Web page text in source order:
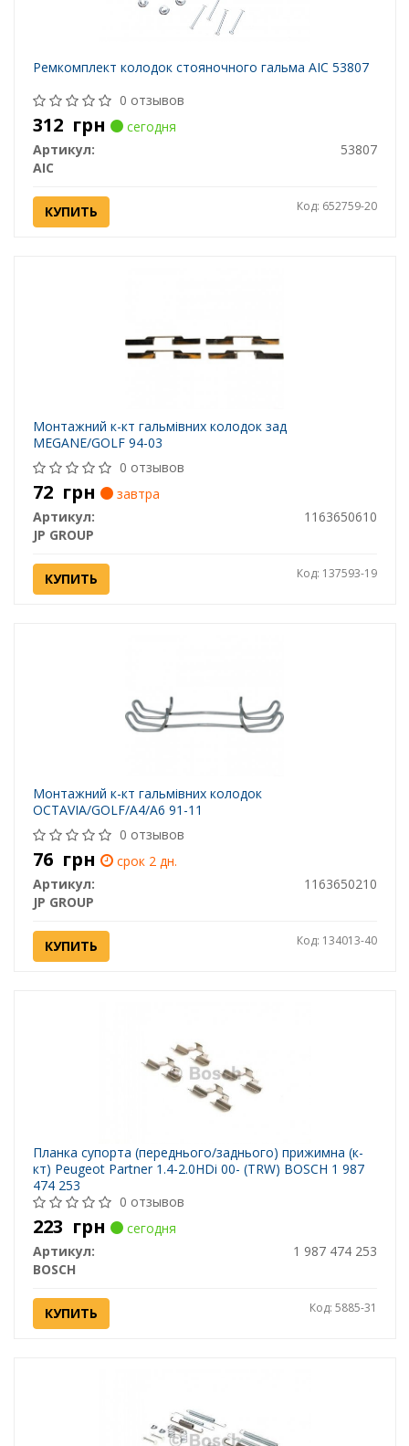
Ремкомплект колодок стояночного гальма AIC 53807
0 отзывов
312 грн
сегодня
Артикул:
53807
AIC
КУПИТЬ Код: 652759-20
Монтажний к-кт гальмівних колодок зад
MEGANE/GOLF 94-03
0 отзывов
72 грн
завтра
Артикул:
1163650610
JP GROUP
КУПИТЬ Код: 137593-19
Монтажний к-кт гальмівних колодок
OCTAVIA/GOLF/A4/A6 91-11
0 отзывов
76 грн
срок 2 дн.
Артикул:
1163650210
JP GROUP
КУПИТЬ Код: 134013-40
Планка супорта (переднього/заднього) прижимна (к-
кт) Peugeot Partner 1.4-2.0HDi 00- (TRW) BOSCH 1 987
474 253
0 отзывов
223 грн
сегодня
Артикул:
1 987 474 253
BOSCH
КУПИТЬ Код: 5885-31